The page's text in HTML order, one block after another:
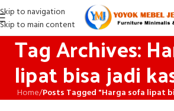
Skip to navigation
Skip to main content
Tag Archives:
lipat bisa jadi
Home/Posts Tagged "Harga sofa lipat